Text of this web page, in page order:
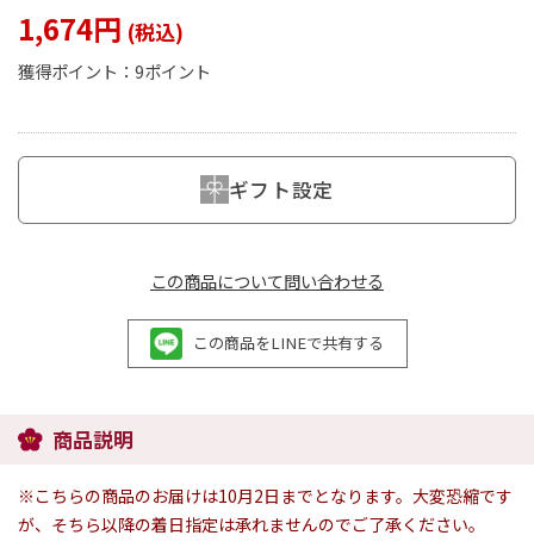
1,674円
獲得ポイント： 9ポイント
ギフト設定
この商品について問い合わせる
この商品をLINEで共有する
商品説明
※こちらの商品のお届けは10月2日までとなります。大変恐縮です
が、そちら以降の着日指定は承れませんのでご了承ください。